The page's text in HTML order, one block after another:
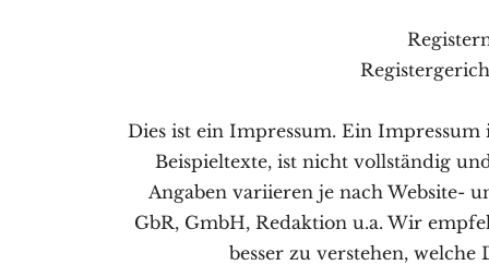
Dies ist ein Impressum. Ein Impressum
Beispieltexte, ist nicht vollständig
Angaben variieren je nach Website-
GbR, GmbH, Redaktion u.a. Wir
besser zu verstehen,